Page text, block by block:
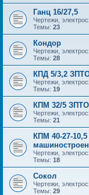
Ганц 16/27,5
Чертежи,
Темы: 23
Кондор
Чертежи,
Темы: 28
КПД 5/3,2
Чертежи,
Темы: 19
КПМ 32/5
Чертежи,
Темы: 21
КПМ 40-27-
Чертежи,
Темы: 18
Сокол
Чертежи,
Темы: 29